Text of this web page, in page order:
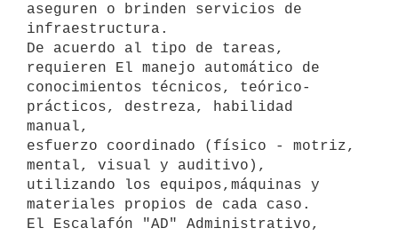
aseguren o brinden servicios de
infraestructura.
De acuerdo al tipo de tareas,
requieren El manejo automático de
conocimientos técnicos, teórico-
prácticos, destreza, habilidad
manual,
esfuerzo coordinado (físico - motriz,
mental, visual y auditivo),
utilizando los equipos,máquinas y
materiales propios de cada caso.
El Escalafón "AD" Administrativo,